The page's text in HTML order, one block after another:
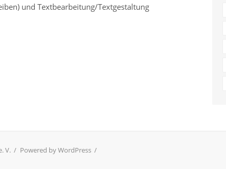
und Textbearbeitung/Textgestaltung
V. / Powered by WordPress /